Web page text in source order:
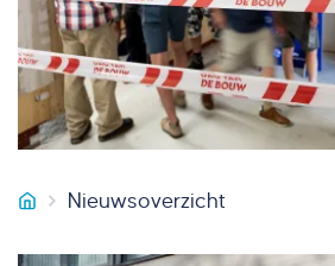
Smeets Bouw
Nieuwsoverzicht